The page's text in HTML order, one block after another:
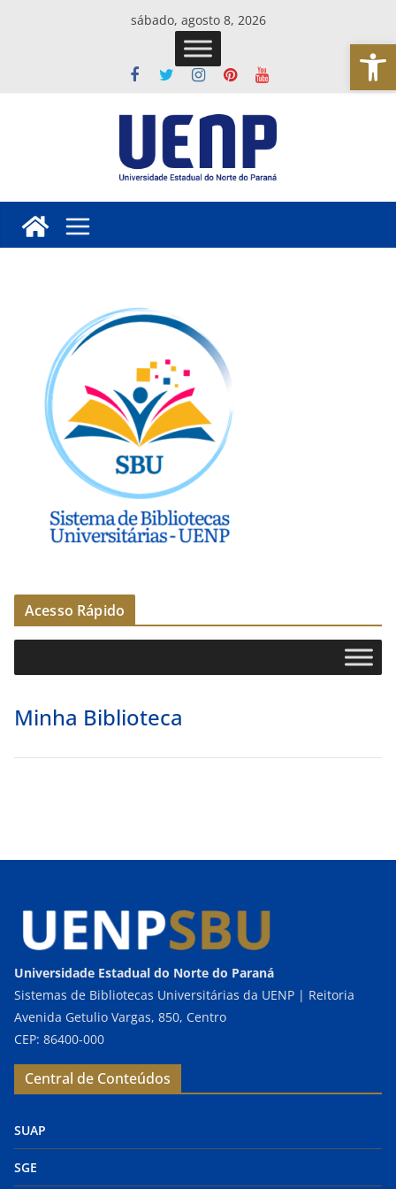
Abrir a barra de ferramentas
sábado, agosto 8, 2026
Minha Biblioteca
Acesso Rápido
Universidade Estadual do Norte do Paraná
Sistemas de Bibliotecas Universitárias da UENP | Reitoria
Avenida Getulio Vargas, 850, Centro
CEP: 86400-000
Central de Conteúdos
SUAP
SGE